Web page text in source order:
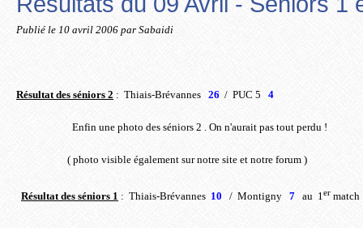
Publié le 10 avril 2006 par Sabaidi
Résultat des séniors 2 : Thiais-Brévannes 26 / PUC 5 4
Enfin une photo des séniors 2 . On n'aurait pas tout perdu !
( photo visible également sur notre site et notre forum )
Résultat des séniors 1 : Thiais-Brévannes 10 / Montigny 7 au 1er match